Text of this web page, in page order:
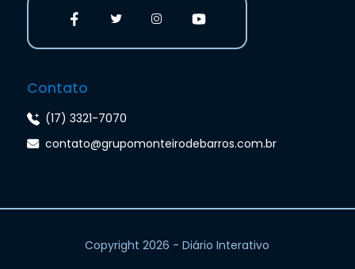
Contato
(17) 3321-7070
contato@grupomonteirodebarros.com.br
Copyright 2026 - Diário Interativo